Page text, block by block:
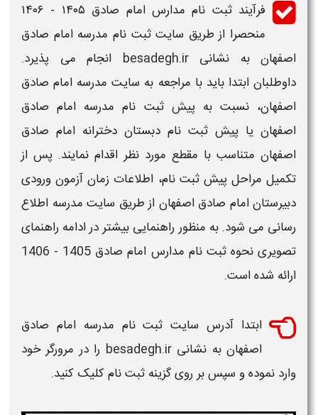
فرآیندثبت نام مدارس امام صادق ۱۴۰۵ - ۱۴۰۶
منحصرا از طریق سایت ثبت نام مدرسه امام صادق
اصفهان
به نشانی besadegh.ir انجام می پذیرد.
داوطلبان ابتدا باید با مراجعه به سایت مدرسه امام صادق
اصفهان، نسبت بهپیش ثبت نام مدرسه امام صادق
اصفهان یا پیش ثبت نام دبستان دخترانه امام صادق
اصفهان متناسب با مقطع مورد نظر اقدام نمایند. پس از
تکمیل مراحل پیش ثبت نام، اطلاعات زمان آزمون ورودی
دبیرستان امام صادق اصفهان از طریق سایت مدرسه اطلاع
رسانی می شود. به منظور راهنمایی بیشتر در ادامه راهنمای
تصویرینحوه ثبت نام مدارس امام صادق 1405 - 1406
ارائه شده است.
ابتدا آدرسسایت ثبت نام مدرسه امام صادق
اصفهان
به نشانی besadegh.ir را در مرورگر خود
وارد نموده و سپس بر روی گزینه ثبت نام کلیک کنید.